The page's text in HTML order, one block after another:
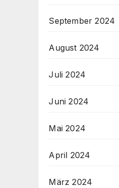
September 2024
August 2024
Juli 2024
Juni 2024
Mai 2024
April 2024
März 2024